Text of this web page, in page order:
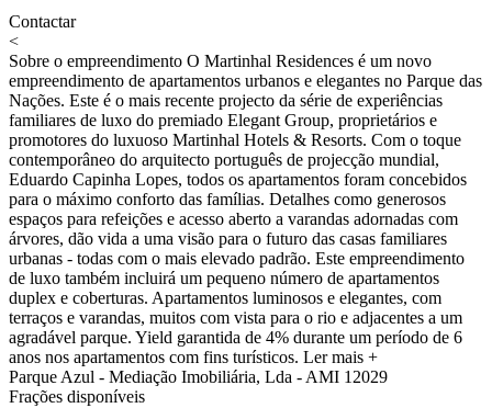
Contactar
<
Sobre o empreendimento O Martinhal Residences é um novo
empreendimento de apartamentos urbanos e elegantes no Parque das
Nações. Este é o mais recente projecto da série de experiências
familiares de luxo do premiado Elegant Group, proprietários e
promotores do luxuoso Martinhal Hotels & Resorts. Com o toque
contemporâneo do arquitecto português de projecção mundial,
Eduardo Capinha Lopes, todos os apartamentos foram concebidos
para o máximo conforto das famílias. Detalhes como generosos
espaços para refeições e acesso aberto a varandas adornadas com
árvores, dão vida a uma visão para o futuro das casas familiares
urbanas - todas com o mais elevado padrão. Este empreendimento
de luxo também incluirá um pequeno número de apartamentos
duplex e coberturas. Apartamentos luminosos e elegantes, com
terraços e varandas, muitos com vista para o rio e adjacentes a um
agradável parque. Yield garantida de 4% durante um período de 6
anos nos apartamentos com fins turísticos. Ler mais +
Parque Azul - Mediação Imobiliária, Lda - AMI 12029
Frações disponíveis